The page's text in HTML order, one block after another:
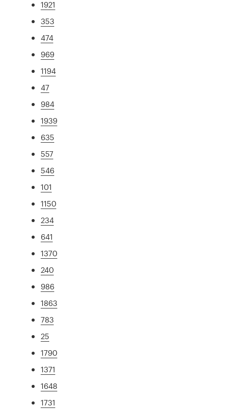
1921
353
474
969
1194
47
984
1939
635
557
546
101
1150
234
641
1370
240
986
1863
783
25
1790
1371
1648
1731